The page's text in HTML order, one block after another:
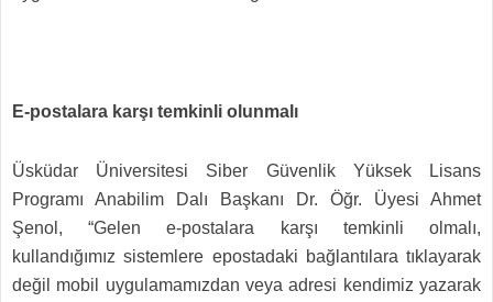
E-postalara karşı temkinli olunmalı
Üsküdar Üniversitesi Siber Güvenlik Yüksek Lisans
Programı Anabilim Dalı Başkanı Dr. Öğr. Üyesi Ahmet
Şenol, “Gelen e-postalara karşı temkinli olmalı,
kullandığımız sistemlere epostadaki bağlantılara tıklayarak
değil mobil uygulamamızdan veya adresi kendimiz yazarak